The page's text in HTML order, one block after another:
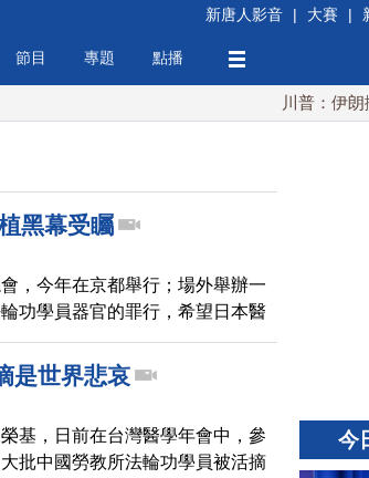
新唐人影音 | 大賽 |
節目 專題 點播
川普：伊朗擁
黑幕受矚
，今年在京都舉行；場外舉辦一
功學員器官的罪行，希望日本醫
是世界悲哀
基，日前在台灣醫學年會中，參
批中國勞教所法輪功學員被活摘
今